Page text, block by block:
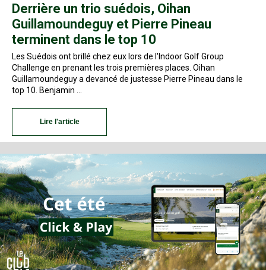
Derrière un trio suédois, Oihan
Guillamoundeguy et Pierre Pineau
terminent dans le top 10
Les Suédois ont brillé chez eux lors de l'Indoor Golf Group
Challenge en prenant les trois premières places. Oihan
Guillamoundeguy a devancé de justesse Pierre Pineau dans le
top 10. Benjamin …
Lire l'article